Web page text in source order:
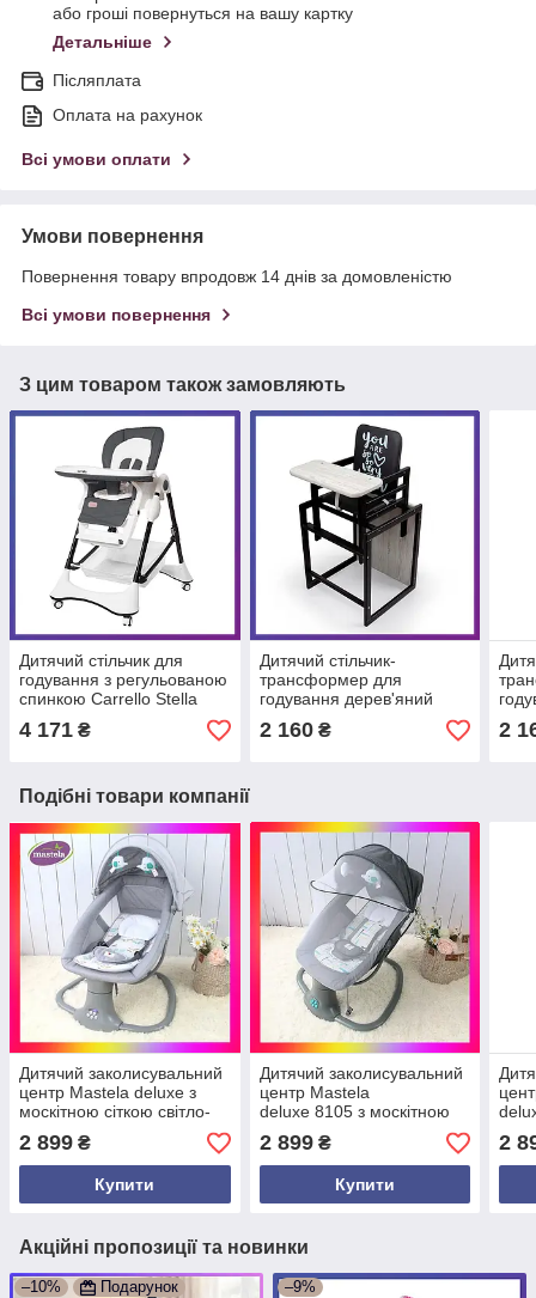
або гроші повернуться на вашу картку
Детальніше
Післяплата
Оплата на рахунок
Всі умови оплати
Умови повернення
Повернення товару впродовж 14 днів за домовленістю
Всі умови повернення
З цим товаром також замовляють
Дитячий стільчик для
годування з регульованою
спинкою Carrello Stella
CRL-9503 Palette Grey
сірий на колесах
4 171 ₴
Дитячий стільчик-
трансформер для
годування дерев'яний
Graphite аляска
2 160₴ 2
Подібні товари компанії
Дитячий заколисувальний
центр Mastela deluxe з
москітною сіткою світло-
гойдалка
2 899 ₴
Купити
Дитячий заколисувальний
центр Mastela
deluxe 8105 з москітною
Дитяча гойдалка - шезлонг
2 899₴
Купити
2
Акційні пропозиції та новинки
–10% Подарунок –9%